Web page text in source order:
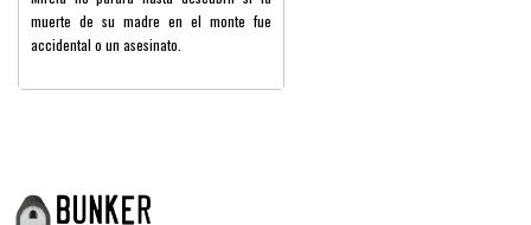
muerte de su madre en el monte fue
accidental o un asesinato.